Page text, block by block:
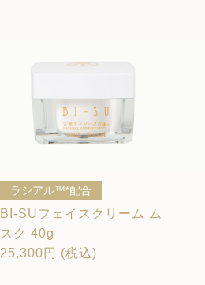
ラシアル™*配合
BI-SUフェイスクリーム ム
スク 40g
25,300円 (税込)